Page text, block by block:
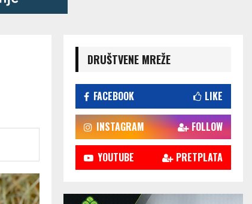
DRUŠTVENE MREŽE
FACEBOOK LIKE
INSTAGRAM FOLLOW
YOUTUBE PRETPLATA